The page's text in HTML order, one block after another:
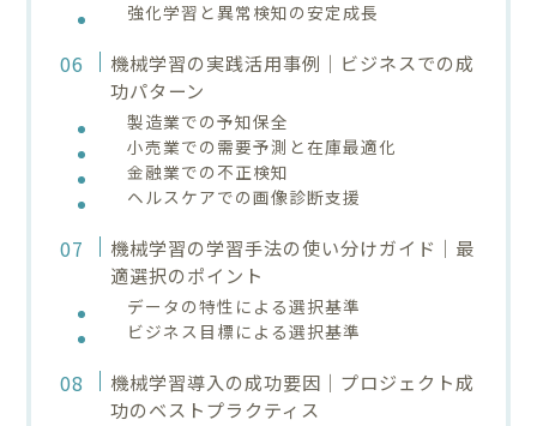
強化学習と異常検知の安定成長
機械学習の実践活用事例｜ビジネスでの成
功パターン
製造業での予知保全
小売業での需要予測と在庫最適化
金融業での不正検知
ヘルスケアでの画像診断支援
機械学習の学習手法の使い分けガイド｜最
適選択のポイント
データの特性による選択基準
ビジネス目標による選択基準
機械学習導入の成功要因｜プロジェクト成
功のベストプラクティス